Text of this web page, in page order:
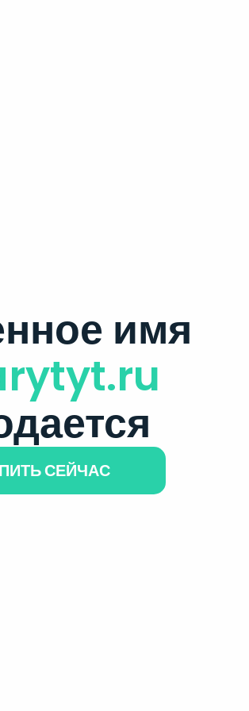
имя
СЕЙЧАС